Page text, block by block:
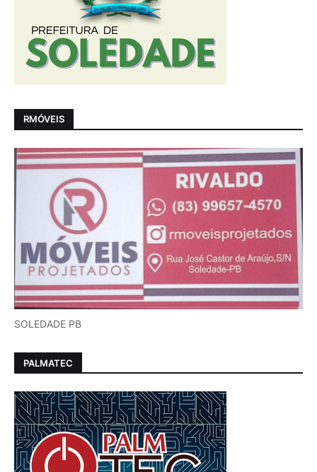
RMÓVEIS
SOLEDADE PB
PALMATEC